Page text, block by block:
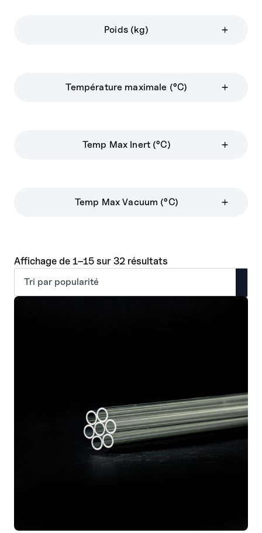
Poids (kg)
Température maximale (°C)
Temp Max Inert (°C)
Temp Max Vacuum (°C)
Affichage de 1–15 sur 32 résultats